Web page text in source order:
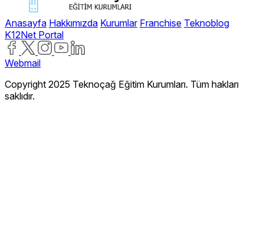
Anasayfa Hakkımızda Kurumlar Franchise Teknoblog
K12Net Portal
Webmail
Copyright 2025 Teknoçağ Eğitim Kurumları. Tüm hakları
saklıdır.